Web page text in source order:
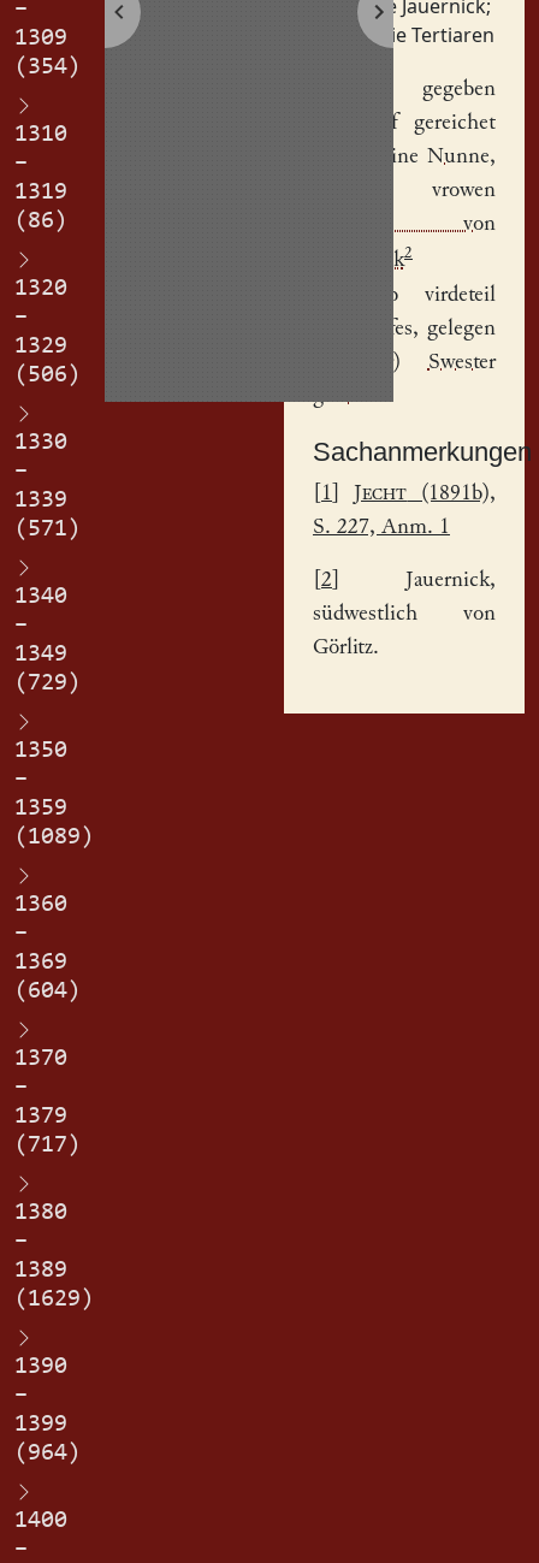
–
1309
(354)
1310
–
1319
(86)
1320
–
1329
(506)
1330
–
1339
(571)
1340
–
1349
(729)
1350
–
1359
(1089)
1360
–
1369
(604)
1370
–
1379
(717)
1380
–
1389
(1629)
1390
–
1399
(964)
1400
–
Hese Jauernick;
Ottilie Tertiaren
Iz hat gegeben
un(d) uf gereichet
, eine Nunne,
ein(er) vrowen
Hesen von
Jaw(er)nik2
anderhalb virdeteil
hofes, gelegen
in d(er) Swester
Sachanmerkungen
1 Jecht (1891b),
S. 227, Anm. 1
2 ] Jauernick,
südwestlich von
Görlitz.